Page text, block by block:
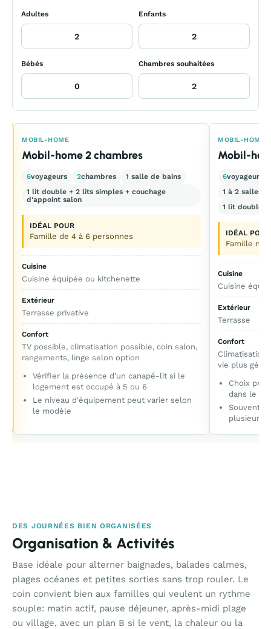
Adultes Enfants
Bébés Chambres souhaitées
MOBIL-HOME
Mobil-home 2 chambres
6voyageurs 2chambres
1 salle de bains
1 lit double + 2 lits simples + couchage
d'appoint salon
IDÉAL POUR
Famille de 4 à 6 personnes
Cuisine
Cuisine équipée ou kitchenette
Extérieur
Terrasse privative
Confort
TV possible, climatisation possible, coin salon,
rangements, linge selon option
Vérifier la présence d'un canapé-lit si le
logement est occupé à 5 ou 6
Le niveau d'équipement peut varier selon
le modèle
MOBIL-HOME
Mobil-
6voyageurs
1 à 2 salles
1 lit double
IDÉAL POUR
Famille
Cuisine
Cuisine
Extérieur
Terrasse
Confort
Climatisation
vie plus
Choix
dans le
Souvent
plusieurs
DES JOURNÉES BIEN ORGANISÉES
Organisation & Activités
Base idéale pour alterner baignades, balades calmes,
plages océanes et petites sorties sans trop rouler. Le
coin convient bien aux familles qui veulent un rythme
souple: matin actif, pause déjeuner, après-midi plage
ou village, avec un plan B si le vent, la chaleur ou la